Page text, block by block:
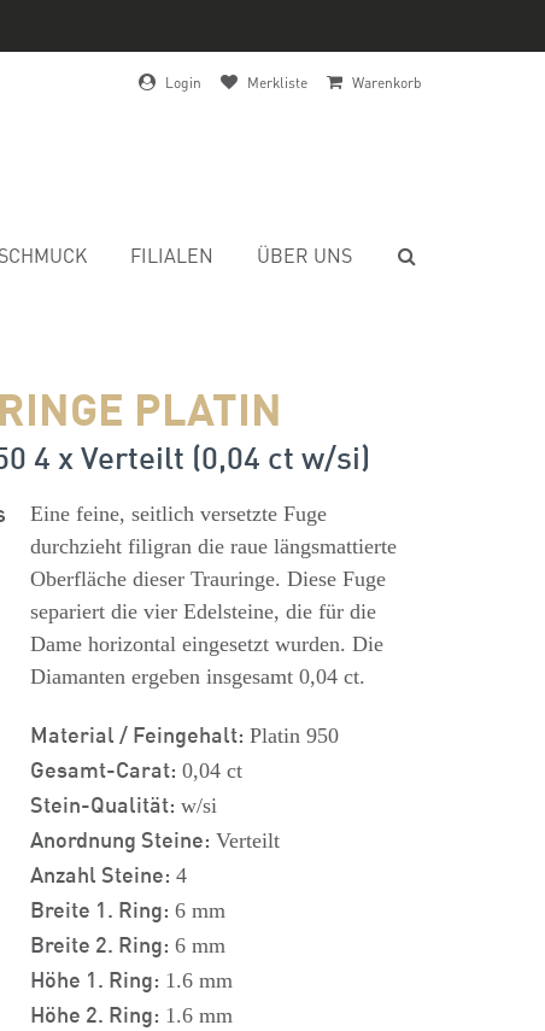
Login Merkliste Warenkorb
SCHMUCK FILIALEN ÜBER UNS
PLATIN
4 x Verteilt (0,04 ct w/si)
Eine feine, seitlich versetzte Fuge
durchzieht filigran die raue längsmattierte
Oberfläche dieser Trauringe. Diese Fuge
separiert die vier Edelsteine, die für die
Dame horizontal eingesetzt wurden. Die
Diamanten ergeben insgesamt 0,04 ct.
Material / Feingehalt: Platin 950
Gesamt-Carat: 0,04 ct
Stein-Qualität: w/si
Anordnung Steine: Verteilt
Anzahl Steine: 4
Breite 1. Ring: 6 mm
Breite 2. Ring: 6 mm
Höhe 1. Ring: 1.6 mm
Höhe 2. Ring: 1.6 mm